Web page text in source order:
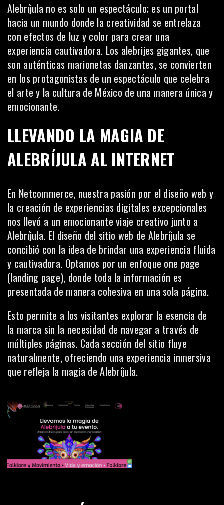
Alebríjula no es solo un espectáculo; es un portal
hacia un mundo donde la creatividad se entrelaza
con efectos de luz y color para crear una
experiencia cautivadora. Los alebrijes gigantes, que
son auténticas marionetas danzantes, se convierten
en los protagonistas de un espectáculo que celebra
el arte y la cultura de México de una manera única y
emocionante.
LLEVANDO LA MAGIA DE
ALEBRÍJULA AL INTERNET
En Netcommerce, nuestra pasión por el diseño web y
la creación de experiencias digitales excepcionales
nos llevó a un emocionante viaje creativo junto a
Alebríjula. El diseño del sitio web de Alebríjula se
concibió con la idea de brindar una experiencia fluida
y cautivadora. Optamos por un enfoque one page
(landing page), donde toda la información es
presentada de manera cohesiva en una sola página.
Esto permite a los visitantes explorar la esencia de
la marca sin la necesidad de navegar a través de
múltiples páginas. Cada sección del sitio fluye
naturalmente, ofreciendo una experiencia inmersiva
que refleja la magia de Alebríjula.